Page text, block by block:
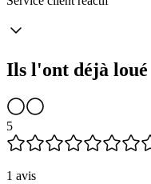
Ils l'ont déjà loué
5
1 avis